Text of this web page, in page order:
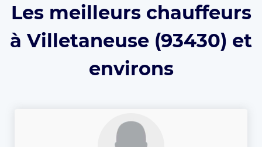
Les meilleurs chauffeurs
à Villetaneuse (93430) et
environs